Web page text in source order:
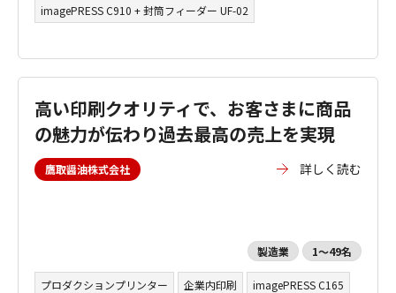
imagePRESS C910 + 封筒フィーダー UF-02
高い印刷クオリティで、お客さまに商品
の魅力が伝わり過去最高の売上を実現
鷹取醤油株式会社 詳しく読む
製造業 1～49名
プロダクションプリンター 企業内印刷 imagePRESS C165